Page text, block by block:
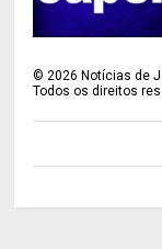
©2026 Notícias de
Todos os direitos